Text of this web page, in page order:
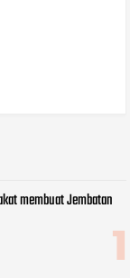
membuat Jembatan